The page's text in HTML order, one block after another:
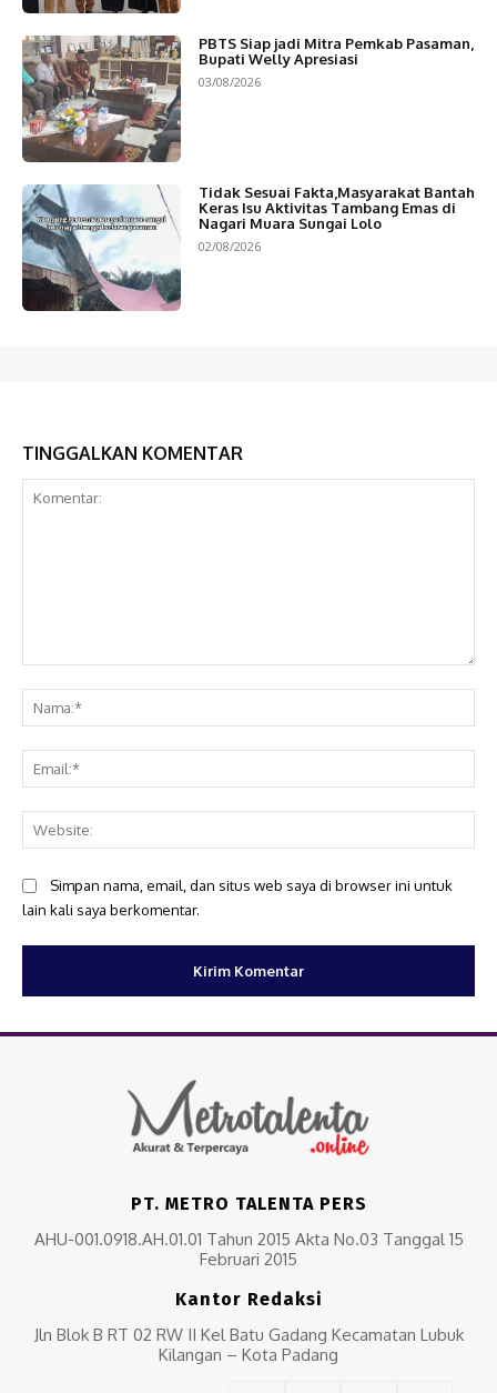
PBTS Siap jadi Mitra Pemkab Pasaman,
Bupati Welly Apresiasi
03/08/2026
Tidak Sesuai Fakta,Masyarakat Bantah
Keras Isu Aktivitas Tambang Emas di
Nagari Muara Sungai Lolo
02/08/2026
TINGGALKAN KOMENTAR
Simpan nama, email, dan situs web saya di browser ini untuk
lain kali saya berkomentar.
PT. METRO TALENTA PERS
AHU-001.0918.AH.01.01 Tahun 2015 Akta No.03 Tanggal 15
Februari 2015
Kantor Redaksi
Jln Blok B RT 02 RW II Kel Batu Gadang Kecamatan Lubuk
Kilangan – Kota Padang